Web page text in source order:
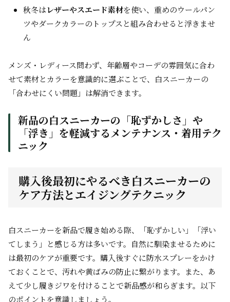
秋冬はレザーやスエード素材を使い、重めのウールパン
ツやダークカラーのトップスと組み合わせると浮きませ
ん
メンズ・レディース問わず、年齢層やコーデの雰囲気に合わ
せて素材とカラーを意識的に選ぶことで、白スニーカーの
「合わせにくい問題」は解消できます。
新品の白スニーカーの「恥ずかしさ」や
「浮き」を軽減するメンテナンス・着用テク
ニック
購入後最初にやるべき白スニーカーの
ケア方法とエイジングテクニック
白スニーカーを新品で履き始める際、「恥ずかしい」「浮い
てしまう」と感じる方は多いです。自然に馴染ませるために
は最初のケアが重要です。購入後すぐに防水スプレーをかけ
ておくことで、汚れや黄ばみの防止に繋がります。また、あ
えて少し履きジワを付けることで新品感が和らぎます。以下
のポイントを意識しましょう。